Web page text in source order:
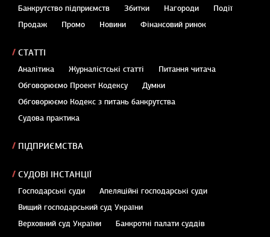
Банкрутство підприємств
Збитки Нагороди
Події
Продаж
Промо Новини Фінансовий ринок
СТАТТІ
Аналітика Журналістські статті
Питання читача
Обговорюємо Проект Кодексу
Думки
Обговорюємо Кодекс з питань банкрутства
Судова практика
ПІДПРИЄМСТВА
СУДОВІ ІНСТАНЦІЇ
Господарські суди
Апеляційні господарські суди
Вищий господарський суд України
Верховний суд України
Банкротні палати суддів